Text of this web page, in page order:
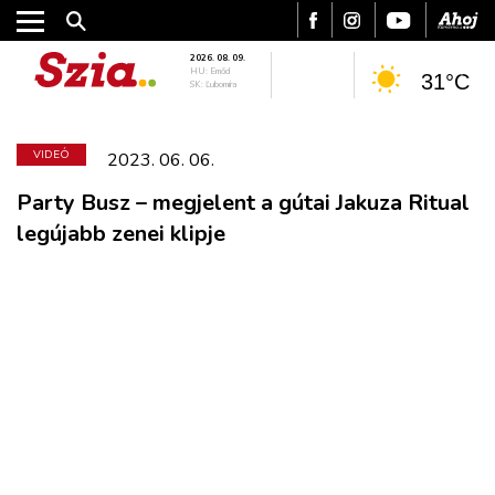
2026. 08. 09.
HU: Emőd
SK: Ľubomíra
31°C
VIDEÓ 2023. 06. 06.
Party Busz – megjelent a gútai Jakuza Ritual
legújabb zenei klipje